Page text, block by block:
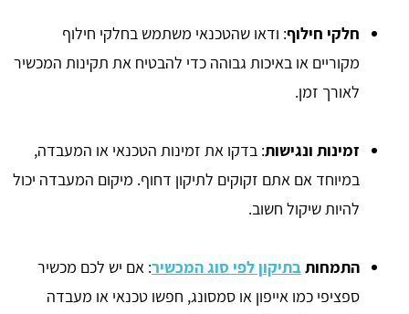
חלקי חילוף: ודאו שהטכנאי משתמש בחלקי חילוף
מקוריים או באיכות גבוהה כדי להבטיח את תקינות המכשיר
לאורך זמן.
זמינות ונגישות: בדקו את זמינות הטכנאי או המעבדה,
במיוחד אם אתם זקוקים לתיקון דחוף. מיקום המעבדה יכול
להיות שיקול חשוב.
התמחותבתיקון לפי סוג המכשיר: אם יש לכם מכשיר
ספציפי כמו אייפון או סמסונג, חפשו טכנאי או מעבדה